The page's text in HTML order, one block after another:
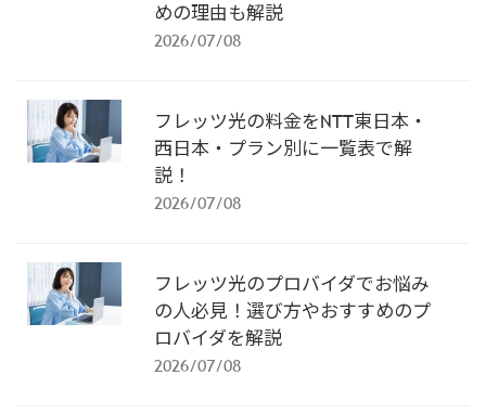
めの理由も解説
2026/07/08
フレッツ光の料金をNTT東日本・
西日本・プラン別に一覧表で解
説！
2026/07/08
フレッツ光のプロバイダでお悩み
の人必見！選び方やおすすめのプ
ロバイダを解説
2026/07/08